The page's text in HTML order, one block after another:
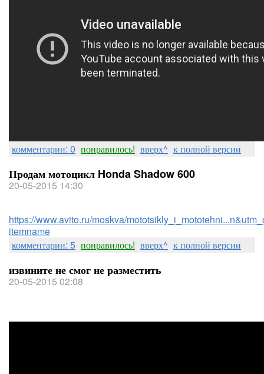
комментарии: 0 понравилось! вверх^ к полной версии
Продам мотоцикл Honda Shadow 600
20-05-2015 14:30
https://www.avito.ru/moskva/
itemname
комментарии: 5 понравилось! вверх^ к полной версии
извините не смог не разместить
20-05-2015 02:08